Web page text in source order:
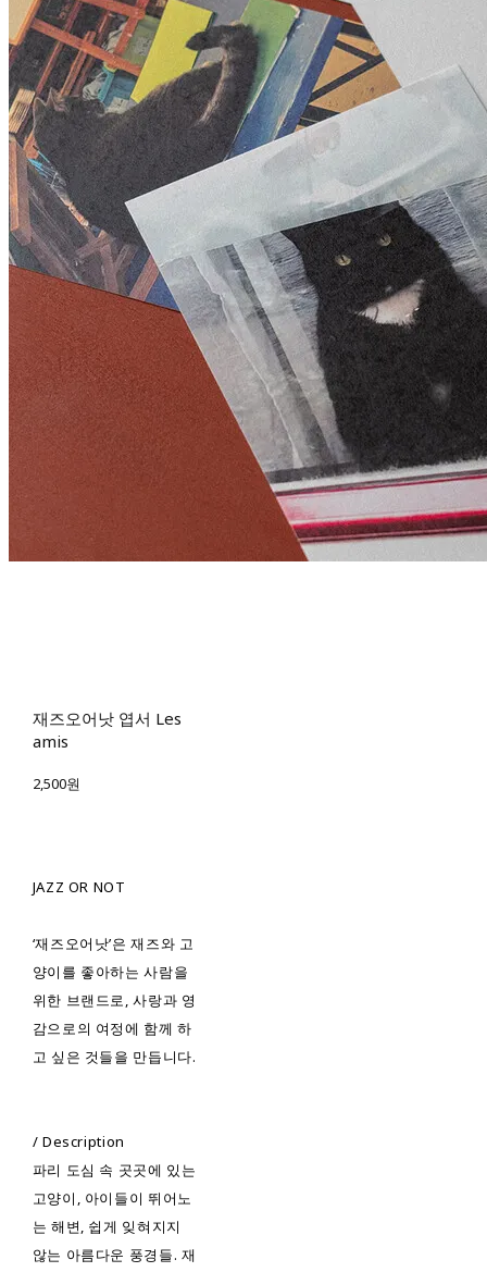
재즈오어낫 엽서 Les
amis
2,500원
JAZZ OR NOT
‘재즈오어낫’은 재즈와 고
양이를 좋아하는 사람을
위한 브랜드로, 사랑과 영
감으로의 여정에 함께 하
고 싶은 것들을 만듭니다.
/ Description
파리 도심 속 곳곳에 있는
고양이, 아이들이 뛰어노
는 해변, 쉽게 잊혀지지
않는 아름다운 풍경들. 재